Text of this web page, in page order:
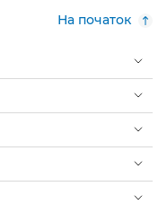
На початок